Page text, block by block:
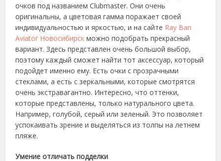
очков под названием Clubmaster. Они очень
оригинальны, а цветовая гамма поражает своей
индивидуальностью и яркостью, и на сайте Ray Ban
Aviator Новосибирск можно подобрать прекрасный
вариант. Здесь представлен очень большой выбор,
поэтому каждый сможет найти тот аксессуар, который
подойдет именно ему. Есть очки с прозрачными
стеклами, а есть с зеркальными, которые смотрятся
очень экстравагантно. Интересно, что оттенки,
которые представлены, только натурального цвета.
Например, голубой, серый или зеленый. Это позволяет
успокаивать зрение и выделяться из толпы на летнем
пляже.
Умение отличать подделки